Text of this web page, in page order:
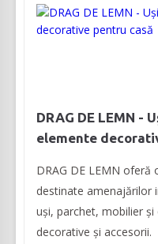
DRAG DE LEMN -
elemente
DRAG DE LEMN
destinate amenajărilor
uşi, parchet, mobilier
decorative şi